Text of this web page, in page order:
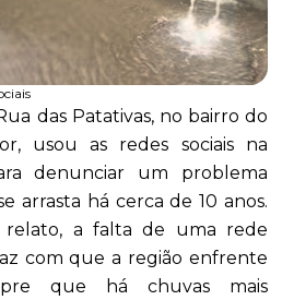
das Patativas, no bairro do
usou as redes sociais na
denunciar um problema
arrasta há cerca de 10 anos.
relato, a falta de uma rede
com que a região enfrente
que há chuvas mais